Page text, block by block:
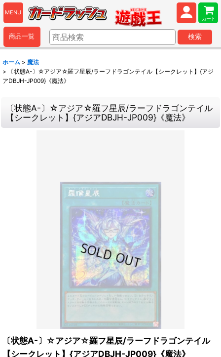
MENU
カート
商品一覧 検索
ホーム > 魔法
>
〔状態A-〕☆アジア☆羅フ星辰/ラーフドラゴンテイル【シークレット】{アジ
アDBJH-JP009}《魔法》
〔状態A-〕☆アジア☆羅フ星辰/ラーフドラゴンテイル
【シークレット】{アジアDBJH-JP009}《魔法》
〔状態A-〕☆アジア☆羅フ星辰/ラーフドラゴンテイル
【シークレット】{アジアDBJH-JP009}《魔法》